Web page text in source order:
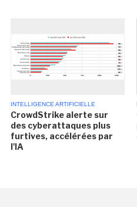
INTELLIGENCE ARTIFICIELLE
CrowdStrike alerte sur
des cyberattaques plus
furtives, accélérées par
l'IA